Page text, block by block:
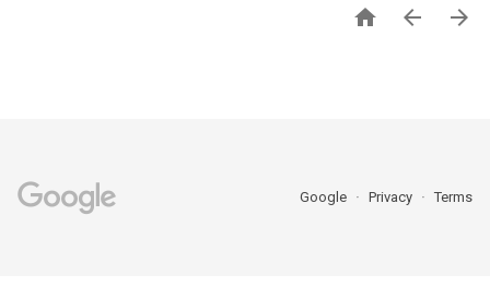
  
Google Privacy Terms